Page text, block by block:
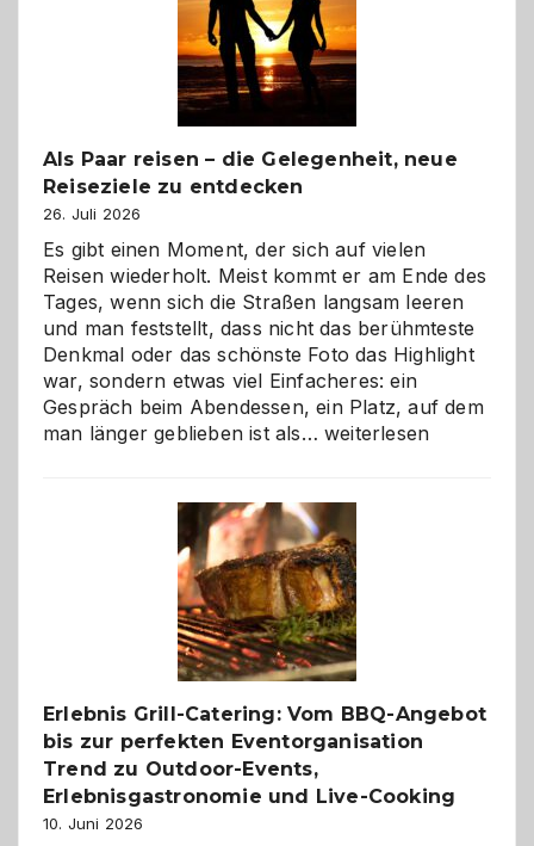
Als Paar reisen – die Gelegenheit, neue
Reiseziele zu entdecken
26. Juli 2026
Es gibt einen Moment, der sich auf vielen
Reisen wiederholt. Meist kommt er am Ende des
Tages, wenn sich die Straßen langsam leeren
und man feststellt, dass nicht das berühmteste
Denkmal oder das schönste Foto das Highlight
war, sondern etwas viel Einfacheres: ein
Gespräch beim Abendessen, ein Platz, auf dem
man länger geblieben ist als… Als
–
die
Gelegenheit,
neue
Reiseziele
zu
entdecken
weiterlesen
Erlebnis Grill-Catering: Vom BBQ-Angebot
bis zur perfekten Eventorganisation
Trend zu Outdoor-Events,
Erlebnisgastronomie und Live-Cooking
10. Juni 2026